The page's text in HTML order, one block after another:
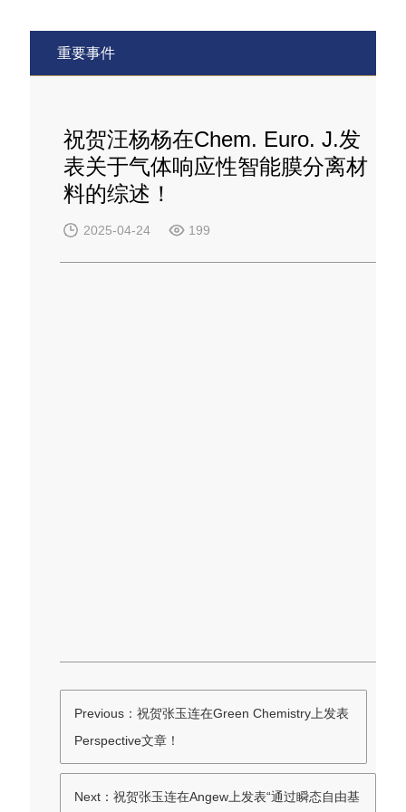
重要事件
祝贺汪杨杨在Chem. Euro. J.发
表关于气体响应性智能膜分离材
料的综述！
2025-04-24 199
Previous：祝贺张玉连在Green Chemistry上发表
Perspective文章！
Next：祝贺张玉连在Angew上发表“通过瞬态自由基